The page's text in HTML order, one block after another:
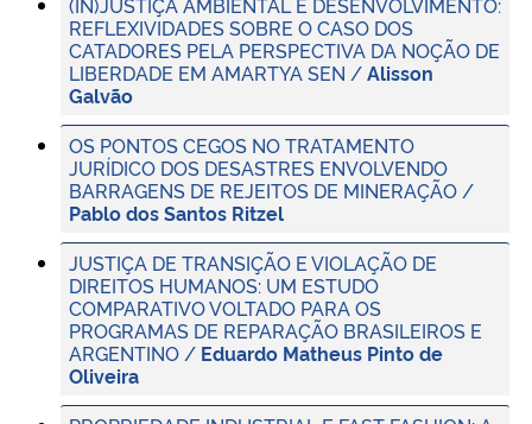
REFLEXIVIDADES SOBRE O CASO DOS
CATADORES PELA PERSPECTIVA DA NOÇÃO DE
LIBERDADE EM AMARTYA SEN /Alisson
Galvão
OS PONTOS CEGOS NO TRATAMENTO
JURÍDICO DOS DESASTRES ENVOLVENDO
BARRAGENS DE REJEITOS DE MINERAÇÃO /
Pablo dos Santos Ritzel
JUSTIÇA DE TRANSIÇÃO E VIOLAÇÃO DE
DIREITOS HUMANOS: UM ESTUDO
COMPARATIVO VOLTADO PARA OS
PROGRAMAS DE REPARAÇÃO BRASILEIROS E
ARGENTINO / Eduardo Matheus Pinto de
Oliveira